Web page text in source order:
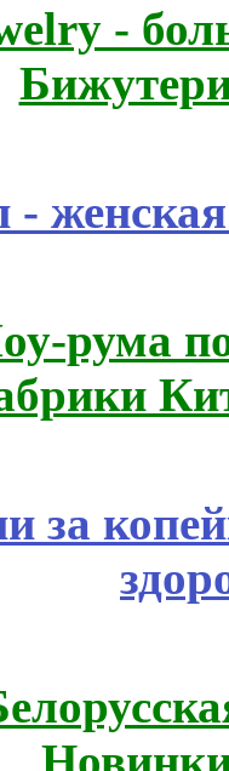
-
рума
за